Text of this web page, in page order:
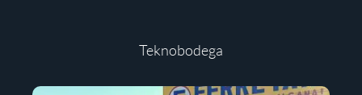
Teknobodega